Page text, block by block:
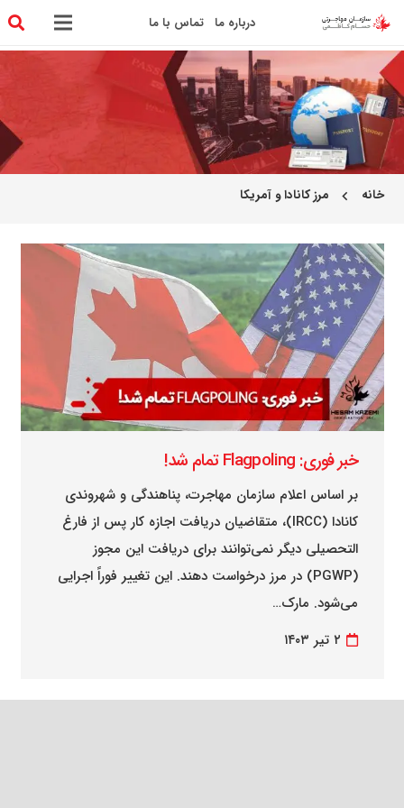
درباره ما تماس با ما
خانه chevron_left مرز کانادا و آمریکا
خبر فوری: Flagpoling تمام شد!
بر اساس اعلام سازمان مهاجرت، پناهندگی و شهروندی
کانادا (IRCC)، متقاضیان دریافت اجازه کار پس از فارغ
التحصیلی دیگر نمی‌توانند برای دریافت این مجوز
(PGWP) در مرز درخواست دهند. این تغییر فوراً اجرایی
می‌شود. مارک…
۲ تیر ۱۴۰۳